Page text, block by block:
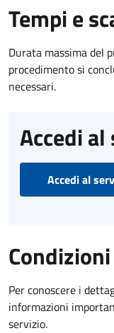
Tempi e
Durata massima del
procedimento si
necessari.
Accedi
Accedi al
Per conoscere i
informazioni
servizio.